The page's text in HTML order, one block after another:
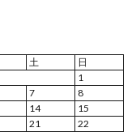
土
日
1
7
8
14
15
21
22